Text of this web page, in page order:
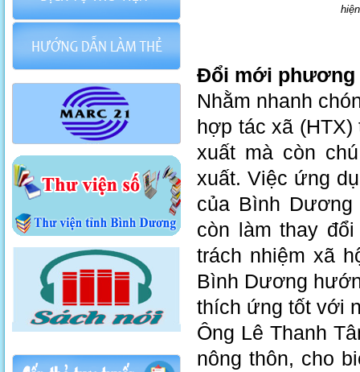
Đổi mới phương
Nhằm nhanh
hợp tác xã
xuất mà còn
xuất. Việc ứng
của Bình
còn làm thay
trách nhiệm xã
Bình Dương
thích ứng tốt với
Ông Lê Thanh
nông thôn, cho